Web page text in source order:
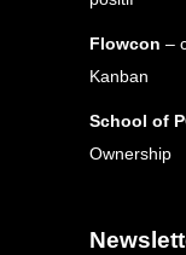
Flowcon –
Kanban
School of
Ownership